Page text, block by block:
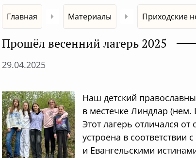
Главная Материалы Приходские
Прошёл весенний лагерь 2025
29.04.2025
Наш детский
в местечке Линдлар (нем.
Этот лагерь отличался
устроена в
и Евангельскими